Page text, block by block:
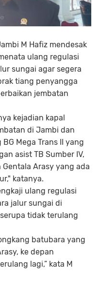
M Hafiz mendesak
ulang regulasi
sungai agar segera
tiang penyangga
jembatan
kejadian kapal
di Jambi dan
Mega Trans II yang
asist TB Sumber IV,
Arasy yang ada
katanya.
ulang regulasi
jalur sungai di
tidak terulang
batubara yang
ke depan
lagi,” kata M